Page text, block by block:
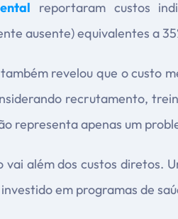
reportaram custos
ausente) equivalentes a
revelou que o custo
recrutamento,
representa apenas um
vai além dos custos diretos.
em programas de